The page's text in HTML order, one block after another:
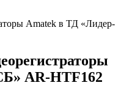
Amatek в ТД «Лидер-
AR-HTF162